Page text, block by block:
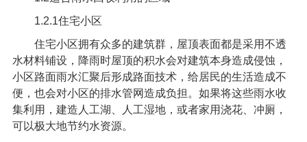
1.2.1住宅小区
住宅小区拥有众多的建筑群，屋顶表面都是采用不透
水材料铺设，降雨时屋顶的积水会对建筑本身造成侵蚀，
小区路面雨水汇聚后形成路面技术，给居民的生活造成不
便，也会对小区的排水管网造成负担。如果将这些雨水收
集利用，建造人工湖、人工湿地，或者家用浇花、冲厕，
可以极大地节约水资源。